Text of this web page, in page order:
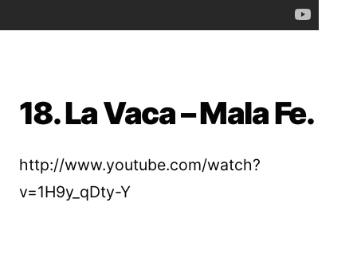
18. La Vaca – Mala Fe.
http://www.youtube.com/watch?
v=1H9y_qDty-Y